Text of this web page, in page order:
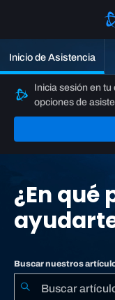
Inicio de Asistencia
Inicia sesión en
opciones de
¿En qué
Buscar nuestros